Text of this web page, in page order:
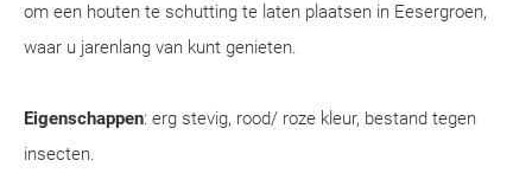
om een houten te schutting te laten plaatsen in Eesergroen,
waar u jarenlang van kunt genieten.
Eigenschappen: erg stevig, rood/ roze kleur, bestand tegen
insecten.